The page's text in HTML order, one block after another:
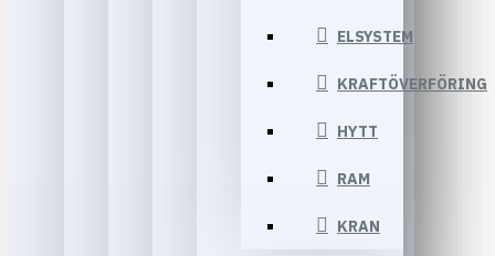
ELSYSTEM
KRAFTÖVERFÖRING
HYTT
RAM
KRAN